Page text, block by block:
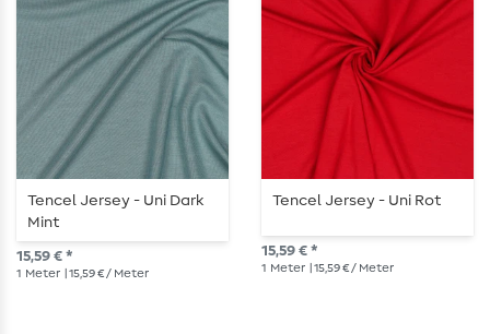
Tencel Jersey - Uni Dark
Mint
15,59 € *
1 Meter | 15,59 € / Meter
Tencel Jersey - Uni Rot
15,59 € *
1 Meter | 15,59 € / Meter